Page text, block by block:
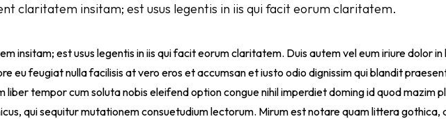
claritatem insitam; est usus legentis in iis qui facit eorum claritatem.
insitam; est usus legentis in iis qui facit eorum claritatem. Duis autem vel eum iriure dolor
eu feugiat nulla facilisis at vero eros et accumsan et iusto odio dignissim qui blandit
liber tempor cum soluta nobis eleifend option congue nihil imperdiet doming id quod mazim
qui sequitur mutationem consuetudium lectorum. Mirum est notare quam littera gothica,